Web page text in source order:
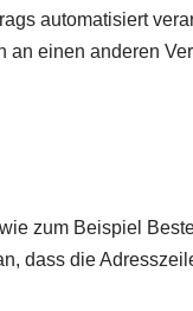
automatisiert
einen anderen
zum Beispiel
die